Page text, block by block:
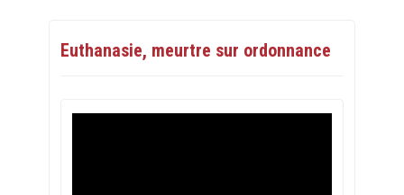
Euthanasie, meurtre sur ordonnance